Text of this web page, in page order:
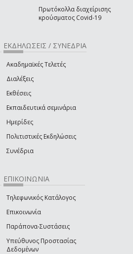
Πρωτόκολλα διαχείρισης
κρούσματος Covid-19
ΕΚΔΗΛΩΣΕΙΣ / ΣΥΝΕΔΡΙΑ
Ακαδημαϊκές Τελετές
Διαλέξεις
Εκθέσεις
Εκπαιδευτικά σεμινάρια
Ημερίδες
Πολιτιστικές Εκδηλώσεις
Συνέδρια
ΕΠΙΚΟΙΝΩΝΙΑ
Τηλεφωνικός Κατάλογος
Επικοινωνία
Παράπονα-Συστάσεις
Υπεύθυνος Προστασίας
Δεδομένων